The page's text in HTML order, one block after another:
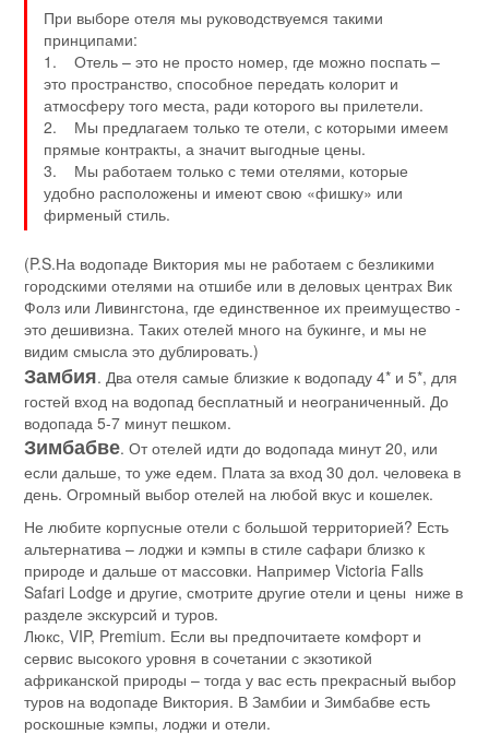
При выборе отеля мы руководствуемся такими
принципами:
1. Отель – это не просто номер, где можно поспать –
это пространство, способное передать колорит и
атмосферу того места, ради которого вы прилетели.
2. Мы предлагаем только те отели, с которыми имеем
прямые контракты, а значит выгодные цены.
3. Мы работаем только с теми отелями, которые
удобно расположены и имеют свою «фишку» или
фирменый стиль.
(P.S.На водопаде Виктория мы не работаем с безликими
городскими отелями на отшибе или в деловых центрах Вик
Фолз или Ливингстона, где единственное их преимущество -
это дешивизна. Таких отелей много на букинге, и мы не
видим смысла это дублировать.)
Замбия. Два отеля самые близкие к водопаду 4* и 5*, для
гостей вход на водопад бесплатный и неограниченный. До
водопада 5-7 минут пешком.
Зимбабве. От отелей идти до водопада минут 20, или
если дальше, то уже едем. Плата за вход 30 дол. человека в
день. Огромный выбор отелей на любой вкус и кошелек.
Не любите корпусные отели с большой территорией? Есть
альтернатива – лоджи и кэмпы в стиле сафари близко к
природе и дальше от массовки. Например Victoria Falls
Safari Lodge и другие, смотрите другие отели и цены ниже в
разделе экскурсий и туров.
Люкс, VIP, Premium. Если вы предпочитаете комфорт и
сервис высокого уровня в сочетании с экзотикой
африканской природы – тогда у вас есть прекрасный выбор
туров на водопаде Виктория. В Замбии и Зимбабве есть
роскошные кэмпы, лоджи и отели.